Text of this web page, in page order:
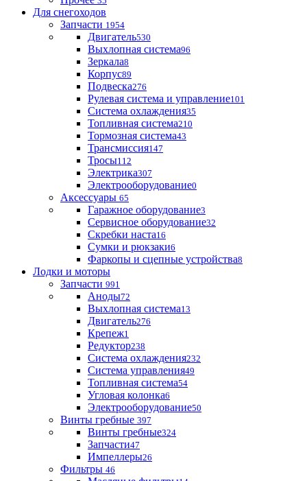
Для снегоходов
Запчасти 1954
Двигатель530
Выхлопная система96
Зеркала8
Корпус89
Подвеска276
Рулевая система и управление101
Система охлаждения35
Топливная система210
Тормозная система43
Трансмиссия147
Тросы112
Электрика307
Электрооборудование0
Аксессуары 65
Гаражное оборудование3
Сервисное оборудование32
Скребки наста16
Сумки и рюкзаки6
Фаркопы и сцепные устройства8
Лодки и моторы
Запчасти 991
Аноды72
Выхлопная система13
Двигатель276
Крепеж1
Редуктор238
Система охлаждения232
Система управления49
Топливная система54
Угловая колонка6
Электрооборудование50
Винты гребные 397
Винты гребные324
Запчасти47
Импеллеры26
Фильтры 46